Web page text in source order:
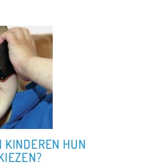
KINDEREN HUN